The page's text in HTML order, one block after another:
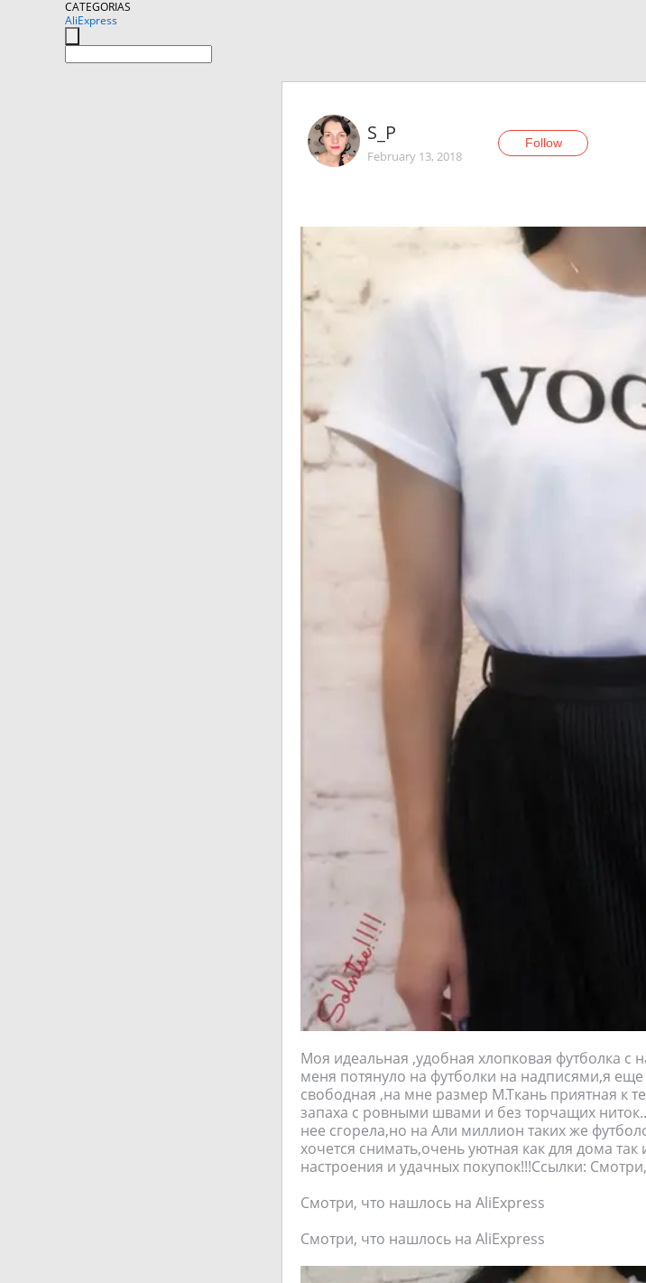
CATEGORIAS
AliExpress
S_P
February 13, 2018
Follow
Моя идеальная ,удобная хлопковая футболка с
меня потянуло на футболки на надписями,я еще
свободная ,на мне размер М.Ткань приятная к
запаха с ровными швами и без торчащих
нее сгорела,но на Али миллион таких же
хочется снимать,очень уютная как для дома
настроения и удачных покупок!!!Ссылки:
Смотри, что нашлось на AliExpress
Смотри, что нашлось на AliExpress